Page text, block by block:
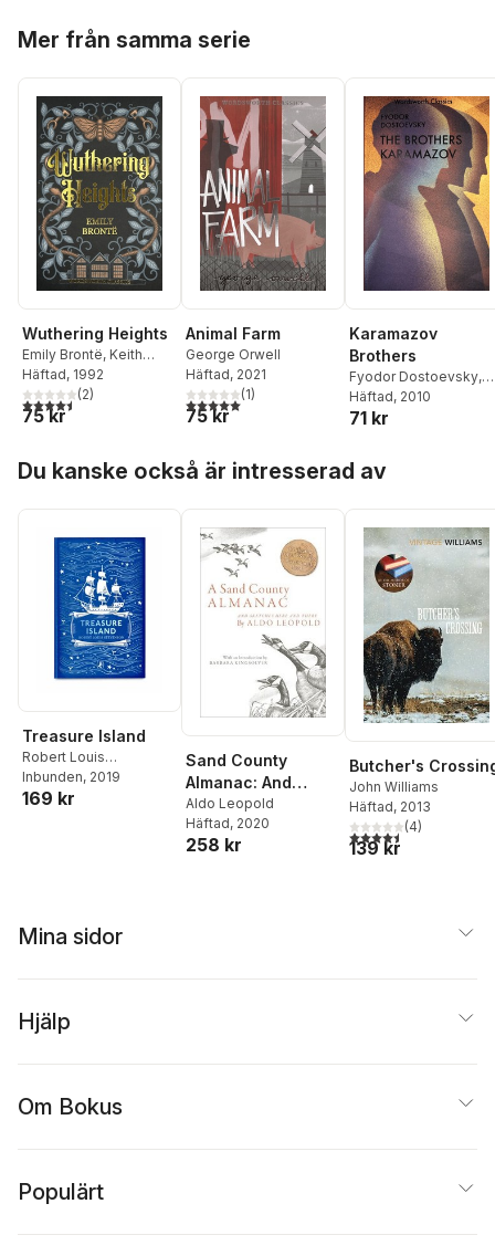
Mer från samma serie
Wuthering Heights
Emily Brontë, Keith
Carabine
Häftad, 1992
4,5utav 5 stjärnor. Totalt antal röster:
(2)
75 kr
Animal Farm
George Orwell
Häftad, 2021
5,0utav 5 stjärnor. Totalt antal röster:
(1)
75 kr
Karamazov
Brothers
Fyodor Dostoevsky,
Keith Carabine
Häftad, 2010
71 kr
Du kanske också är intresserad av
Treasure Island
Robert Louis
Stevenson
Inbunden, 2019
169 kr
Sand County
Almanac: And
Sketches Here and
There
Aldo Leopold
Häftad, 2020
258 kr
Butcher's
John Williams
Häftad, 2013
4,5utav 5 stjärnor.
(4)
139 kr
Mina sidor
Hjälp
Om Bokus
Populärt